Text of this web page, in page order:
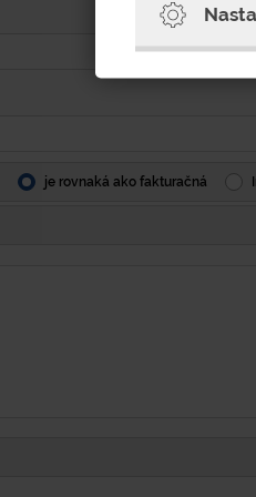
je rovnaká ako fakturačná